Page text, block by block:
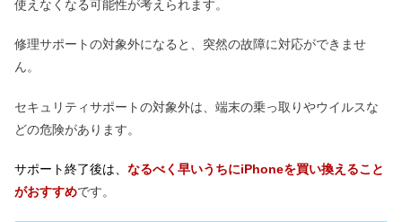
使えなくなる可能性が考えられます。
修理サポートの対象外になると、突然の故障に対応ができませ
ん。
セキュリティサポートの対象外は、端末の乗っ取りやウイルスな
どの危険があります。
サポート終了後は、 なるべく早いうちにiPhoneを買い換えること
がおすすめです。